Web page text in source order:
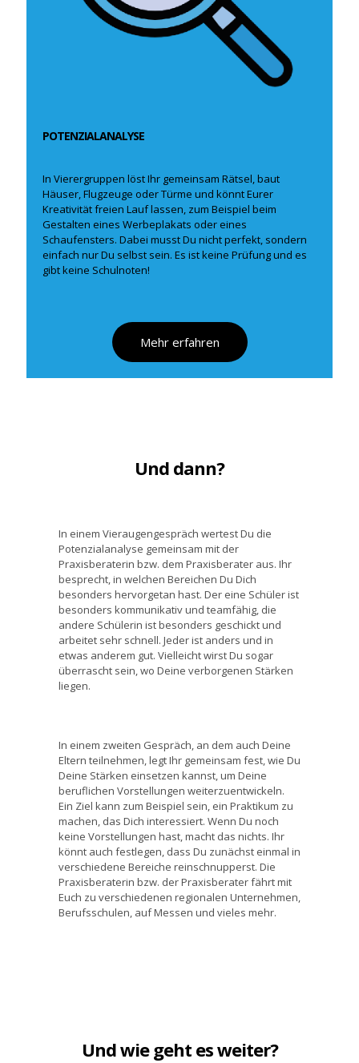
POTENZIALANALYSE
In Vierergruppen löst Ihr gemeinsam Rätsel, baut
Häuser, Flugzeuge oder Türme und könnt Eurer
Kreativität freien Lauf lassen, zum Beispiel beim
Gestalten eines Werbeplakats oder eines
Schaufensters. Dabei musst Du nicht perfekt, sondern
einfach nur Du selbst sein. Es ist keine Prüfung und es
gibt keine Schulnoten!
Mehr erfahren
Und dann?
In einem Vieraugengespräch wertest Du die
Potenzialanalyse gemeinsam mit der
Praxisberaterin bzw. dem Praxisberater aus. Ihr
besprecht, in welchen Bereichen Du Dich
besonders hervorgetan hast. Der eine Schüler ist
besonders kommunikativ und teamfähig, die
andere Schülerin ist besonders geschickt und
arbeitet sehr schnell. Jeder ist anders und in
etwas anderem gut. Vielleicht wirst Du sogar
überrascht sein, wo Deine verborgenen Stärken
liegen.
In einem zweiten Gespräch, an dem auch Deine
Eltern teilnehmen, legt Ihr gemeinsam fest, wie Du
Deine Stärken einsetzen kannst, um Deine
beruflichen Vorstellungen weiterzuentwickeln.
Ein Ziel kann zum Beispiel sein, ein Praktikum zu
machen, das Dich interessiert. Wenn Du noch
keine Vorstellungen hast, macht das nichts. Ihr
könnt auch festlegen, dass Du zunächst einmal in
verschiedene Bereiche reinschnupperst. Die
Praxisberaterin bzw. der Praxisberater fährt mit
Euch zu verschiedenen regionalen Unternehmen,
Berufsschulen, auf Messen und vieles mehr.
Und wie geht es weiter?